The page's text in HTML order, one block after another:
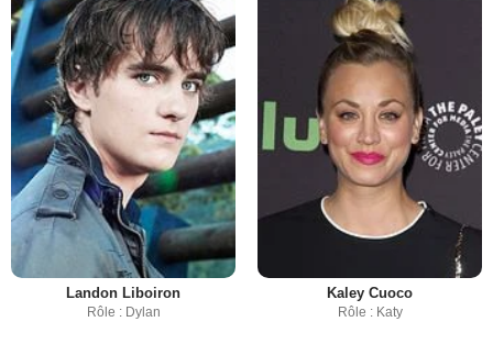
Landon Liboiron
Rôle : Dylan
Kaley Cuoco
Rôle : Katy